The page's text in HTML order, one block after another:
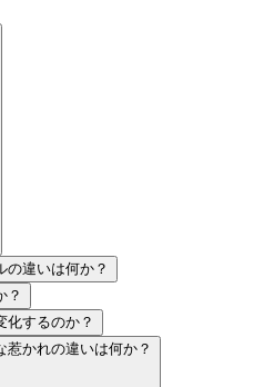
の違いは何か？
？
化するのか？
惹かれの違いは何か？